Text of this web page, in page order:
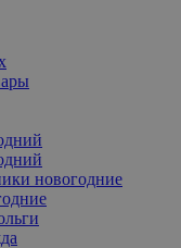
новогодние